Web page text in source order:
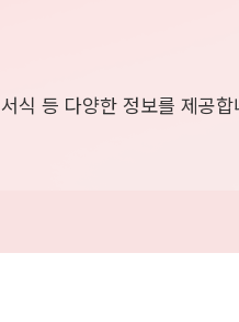
식 등 다양한 정보를 제공합